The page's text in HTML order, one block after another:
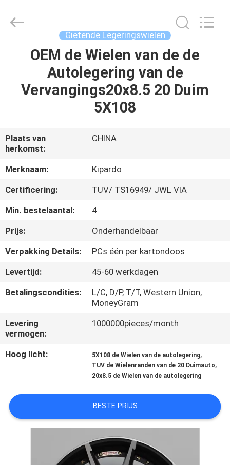
HUIS
PRODUCTEN
ONS
FABRIEKSREIS
KWALITEITSCONTROLE
CONTACTEER
ONS
VERZOEK
EEN
CITAAT
PRIVACY
POLICY
Co.,Ltd.
Gietende Legeringswielen
OEM de Wielen van de de
Autolegering van de
Vervangings20x8.5 20 Duim
5X108
Plaats van
herkomst:
CHINA
Merknaam:
Kipardo
Certificering:
TUV/ TS16949/ JWL VIA
Min. bestelaantal:
4
Prijs:
Onderhandelbaar
Verpakking Details:
PCs één per kartondoos
Levertijd:
45-60 werkdagen
Betalingscondities:
L/C, D/P, T/T, Western Union,
MoneyGram
Levering
vermogen:
1000000pieces/month
Hoog licht: 5X108 de Wielen van de autolegering,
TUV de Wielenranden van de 20 Duimauto,
20x8.5 de Wielen van de autolegering
BESTE PRIJS